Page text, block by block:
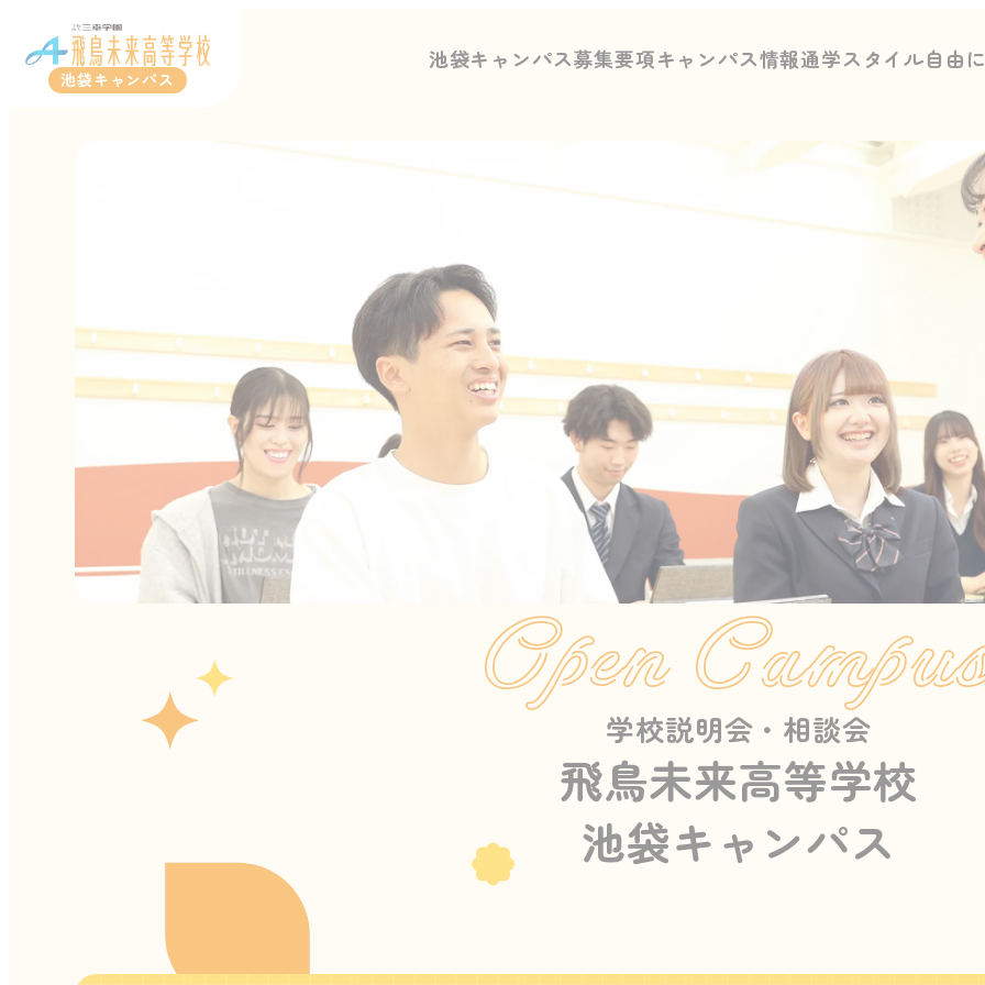
池袋キャンパス
池袋キャンパス募集要項キャンパス情報通学スタイル自由
Open
学校説明会・相談会
飛鳥未来高等学校
池袋キャンパス